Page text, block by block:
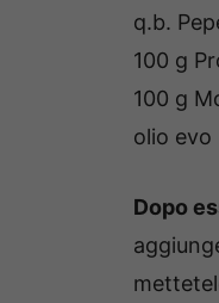
q.b.
100 g
100 g
olio evo
Dopo